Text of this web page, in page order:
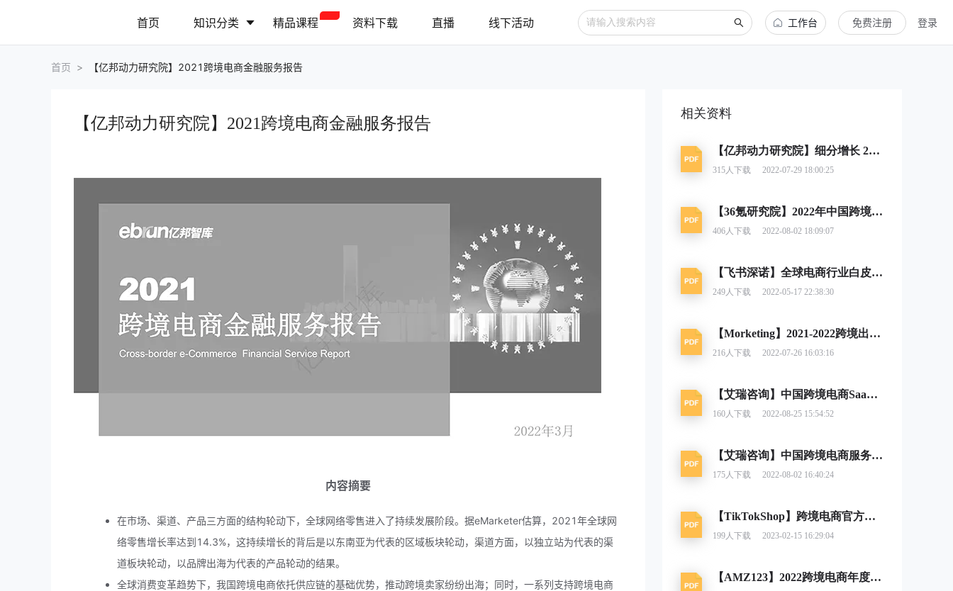
首页 知识分类 精品课程 资料下载 直播 线下活动 工作台 免费注册 登录
首页 > 【亿邦动力研究院】2021跨境电商金融服务报告
【亿邦动力研究院】2021跨境电商金融服务报告
内容摘要
在市场、渠道、产品三方面的结构轮动下，全球网络零售进入了持续发展阶段。据eMarketer估算，2021年全球网
络零售增长率达到14.3%，这持续增长的背后是以东南亚为代表的区域板块轮动，渠道方面，以独立站为代表的渠
道板块轮动，以品牌出海为代表的产品轮动的结果。
全球消费变革趋势下，我国跨境电商依托供应链的基础优势，推动跨境卖家纷纷出海；同时，一系列支持跨境电商
相关资料
【亿邦动力研究院】细分增长 2022东南亚跨境电商出海报告
315人下载 2022-07-29 18:00:25
【36氪研究院】2022年中国跨境电商行业研究报告
406人下载 2022-08-02 18:09:07
【飞书深诺】全球电商行业白皮书（2019-2020）
249人下载 2022-05-17 22:38:30
【Morketing】2021-2022跨境出口电商增长白皮书
216人下载 2022-07-26 16:03:16
【艾瑞咨询】中国跨境电商SaaS行业研究报告：图将好景
160人下载 2022-08-25 15:54:52
【艾瑞咨询】中国跨境电商服务行业趋势报告
175人下载 2022-08-02 16:40:24
【TikTokShop】跨境电商官方综合运营手册 新手商家五大必做指南篇
199人下载 2023-02-15 16:29:04
【AMZ123】2022跨境电商年度报告